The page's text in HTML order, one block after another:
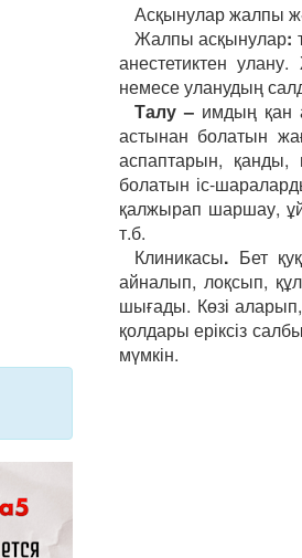
Асқынулар жалпы
Жалпы асқынулар:
анестетиктен
немесе уланудың
Талу – имдың қан
астынан болатын
аспаптарын,
болатын іс-
қалжырап шаршау,
т.б.
Клиникасы. Бет
айналып, лоқсып,
шығады. Көзі
қолдары еріксіз
мүмкін.